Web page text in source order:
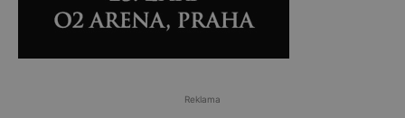
Reklama